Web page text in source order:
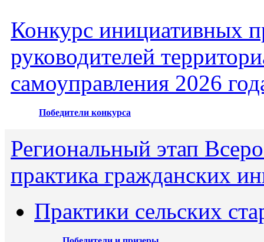
Конкурс инициативных
руководителей
самоуправления 2026
Победители конкурса
Региональный этап
практика гражданских
Практики сельских